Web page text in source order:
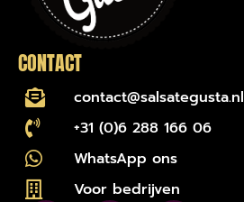
CONTACT
contact@salsategusta.nl
+31 (0)6 288 166 06
WhatsApp ons
Voor bedrijven